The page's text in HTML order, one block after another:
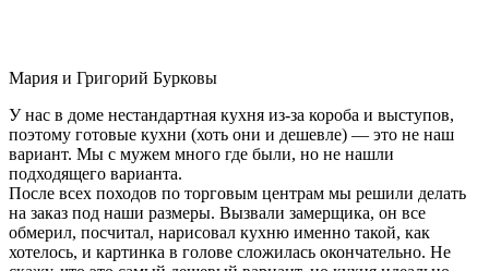
Мария и Григорий Бурковы
У нас в доме нестандартная кухня из-за короба и выступов,
поэтому готовые кухни (хоть они и дешевле) — это не наш
вариант. Мы с мужем много где были, но не нашли
подходящего варианта.
После всех походов по торговым центрам мы решили делать
на заказ под наши размеры. Вызвали замерщика, он все
обмерил, посчитал, нарисовал кухню именно такой, как
хотелось, и картинка в голове сложилась окончательно. Не